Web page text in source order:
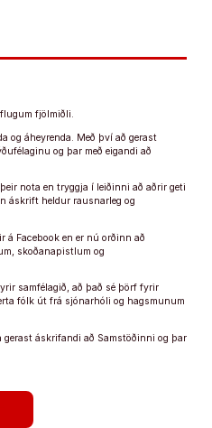
fjölmiðli.
og áheyrenda. Með því að gerast
og þar með eigandi að
nota en tryggja í leiðinni að aðrir geti
áskrift heldur rausnarleg og
Facebook en er nú orðinn að
skoðanapistlum og
samfélagið, að það sé þörf fyrir
fólk út frá sjónarhóli og hagsmunum
áskrifandi að Samstöðinni og þar